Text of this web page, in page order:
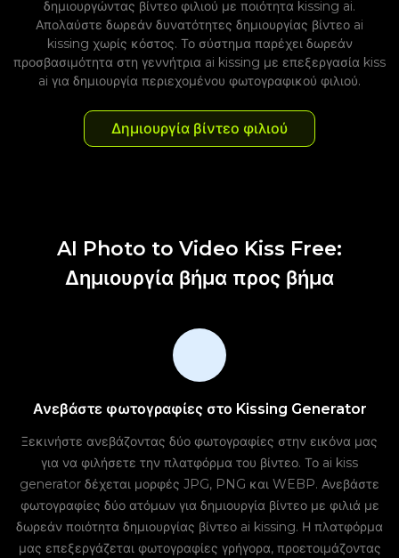
δημιουργώντας βίντεο φιλιού με ποιότητα kissing ai.
Απολαύστε δωρεάν δυνατότητες δημιουργίας βίντεο ai
kissing χωρίς κόστος. Το σύστημα παρέχει δωρεάν
προσβασιμότητα στη γεννήτρια ai kissing με επεξεργασία kiss
ai για δημιουργία περιεχομένου φωτογραφικού φιλιού.
Δημιουργία βίντεο φιλιού
AI Photo to Video Kiss Free:
Δημιουργία βήμα προς βήμα
Ανεβάστε φωτογραφίες στο Kissing Generator
Ξεκινήστε ανεβάζοντας δύο φωτογραφίες στην εικόνα μας
για να φιλήσετε την πλατφόρμα του βίντεο. Το ai kiss
generator δέχεται μορφές JPG, PNG και WEBP. Ανεβάστε
φωτογραφίες δύο ατόμων για δημιουργία βίντεο με φιλιά με
δωρεάν ποιότητα δημιουργίας βίντεο ai kissing. Η πλατφόρμα
μας επεξεργάζεται φωτογραφίες γρήγορα, προετοιμάζοντας